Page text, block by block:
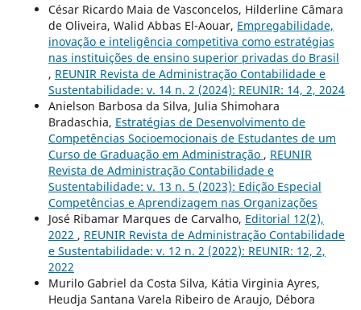
César Ricardo Maia de Vasconcelos, Hilderline Câmara
de Oliveira, Walid Abbas El-Aouar, Empregabilidade,
inovação e inteligência competitiva como estratégias
nas instituições de ensino superior privadas do Brasil
, REUNIR Revista de Administração Contabilidade e
Sustentabilidade: v. 14 n. 2 (2024): REUNIR: 14, 2, 2024
Anielson Barbosa da Silva, Julia Shimohara
Bradaschia, Estratégias de Desenvolvimento de
Competências Socioemocionais de Estudantes de um
Curso de Graduação em Administração , REUNIR
Revista de Administração Contabilidade e
Sustentabilidade: v. 13 n. 5 (2023): Edição Especial
Competências e Aprendizagem nas Organizações
José Ribamar Marques de Carvalho, Editorial 12(2),
2022 , REUNIR Revista de Administração Contabilidade
e Sustentabilidade: v. 12 n. 2 (2022): REUNIR: 12, 2,
2022
Murilo Gabriel da Costa Silva, Kátia Virginia Ayres,
Heudja Santana Varela Ribeiro de Araujo, Débora